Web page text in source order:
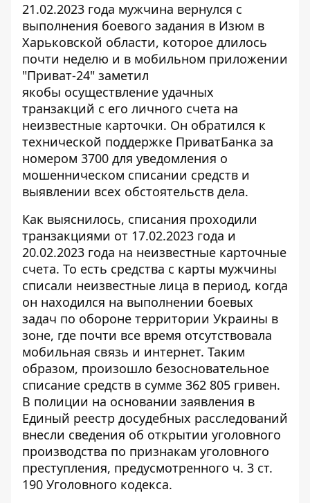
21.02.2023 года мужчина вернулся с
выполнения боевого задания в Изюм в
Харьковской области, которое длилось
почти неделю и в мобильном приложении
"Приват-24" заметил
якобы осуществление удачных
транзакций с его личного счета на
неизвестные карточки. Он обратился к
технической поддержке ПриватБанка за
номером 3700 для уведомления о
мошенническом списании средств и
выявлении всех обстоятельств дела.
Как выяснилось, списания проходили
транзакциями от 17.02.2023 года и
20.02.2023 года на неизвестные карточные
счета. То есть средства с карты мужчины
списали неизвестные лица в период, когда
он находился на выполнении боевых
задач по обороне территории Украины в
зоне, где почти все время отсутствовала
мобильная связь и интернет. Таким
образом, произошло безосновательное
списание средств в сумме 362 805 гривен.
В полиции на основании заявления в
Единый реестр досудебных расследований
внесли сведения об открытии уголовного
производства по признакам уголовного
преступления, предусмотренного ч. 3 ст.
190 Уголовного кодекса.